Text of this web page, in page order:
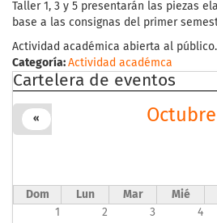
Taller 1, 3 y 5 presentarán las piezas
base a las consignas del primer
Actividad académica abierta al público.
Categoría: Actividad académca
Cartelera de eventos
Octubre
«
Dom Lun Mar Mié
1
2 3 4